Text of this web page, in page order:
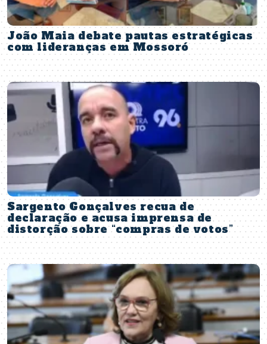
João Maia debate pautas estratégicas
com lideranças em Mossoró
Sargento Gonçalves recua de
declaração e acusa imprensa de
distorção sobre “compras de votos”